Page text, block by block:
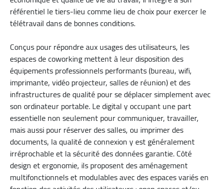
référentiel le tiers-lieu comme lieu de choix pour exercer le
télétravail dans de bonnes conditions.
Conçus pour répondre aux usages des utilisateurs, les
espaces de coworking mettent à leur disposition des
équipements professionnels performants (bureau, wifi,
imprimante, vidéo projecteur, salles de réunion) et des
infrastructures de qualité pour se déplacer simplement avec
son ordinateur portable. Le digital y occupant une part
essentielle non seulement pour communiquer, travailler,
mais aussi pour réserver des salles, ou imprimer des
documents, la qualité de connexion y est généralement
irréprochable et la sécurité des données garantie. Côté
design et ergonomie, ils proposent des aménagement
multifonctionnels et modulables avec des espaces variés en